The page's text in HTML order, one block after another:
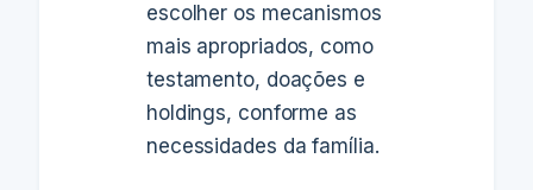
escolher os mecanismos
mais apropriados, como
testamento, doações e
holdings, conforme as
necessidades da família.